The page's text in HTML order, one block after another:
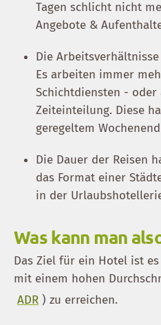
Tagen schlicht nicht
Angebote &
Die
Es arbeiten immer
Schichtdiensten -
Zeiteinteilung. Diese
geregeltem
Die Dauer der Reisen
das Format einer
in der
Was kann man
Das Ziel für ein Hotel ist
mit einem hohen
ADR ) zu erreichen.